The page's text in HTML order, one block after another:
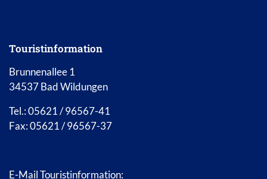
Touristinformation
Brunnenallee 1
34537 Bad Wildungen
Tel.: 05621 / 96567-41
Fax: 05621 / 96567-37
E-Mail Touristinformation: